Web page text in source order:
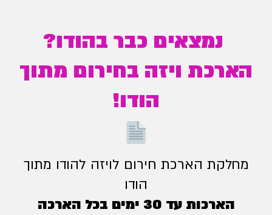
נמצאים כבר בהודו?
הארכת ויזה בחירום מתוך
הודו!
מחלקת הארכת חירום לויזה להודו מתוך
הודו
הארכות עד 30 ימים בכל הארכה